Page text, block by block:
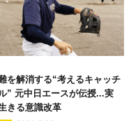
を解消する“考えるキャッチ
” 元中日エースが伝授...実
きる意識改革